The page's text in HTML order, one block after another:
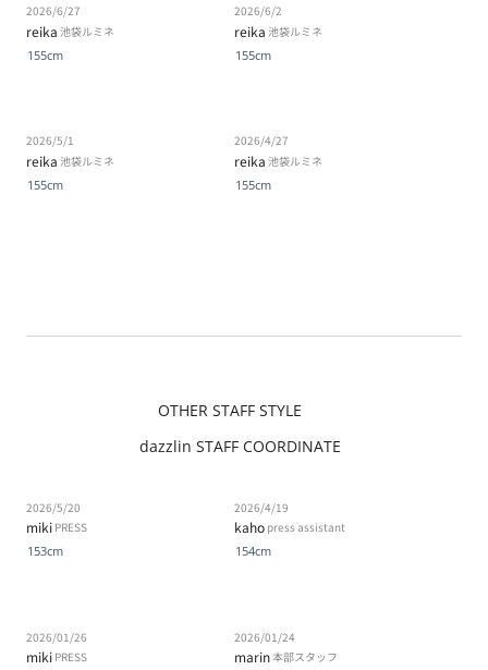
reika 池袋ルミネ
2026/6/27
155cm
reika 池袋ルミネ
2026/6/2
155cm
reika 池袋ルミネ
2026/5/1
155cm
reika 池袋ルミネ
2026/4/27
155cm
OTHER STAFF STYLE
dazzlin STAFF COORDINATE
miki PRESS
2026/5/20
153cm
kaho press assistant
2026/4/19
154cm
miki PRESS
2026/01/26
marin本部スタッフ
2026/01/24